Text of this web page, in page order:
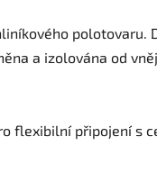
polotovaru.
a izolována od
flexibilní připojení s